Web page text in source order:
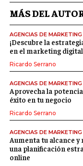
MÁS DEL
AGENCIAS DE MARKETING
¡Descubre la
en el marketing
Ricardo Serrano
AGENCIAS DE MARKETING
Aprovecha la
éxito en tu negocio
Ricardo Serrano
AGENCIAS DE MARKETING
Aumenta tu alcance
una planificación
online